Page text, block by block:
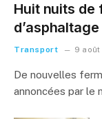
Huit nuits de
d’asphaltage
Transport 9
De nouvelles
annoncées par le